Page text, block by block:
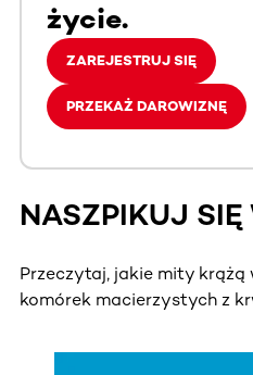
życie.
ZAREJESTRUJ SIĘ
PRZEKAŻ DAROWIZNĘ
NASZPIKUJ SIĘ
Przeczytaj, jakie mity krążą
komórek macierzystych z